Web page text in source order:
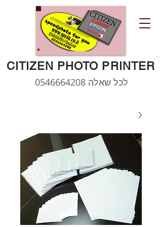
CITIZEN PHOTO PRINTER
לכל שאלה 0546664208